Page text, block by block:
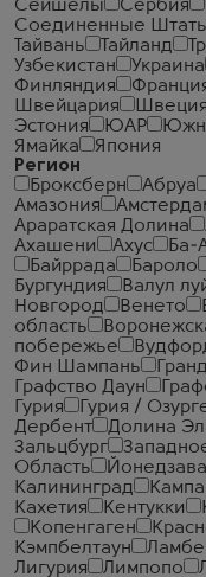
Сейшелы
Сербия
Соединенные
Тайвань
Тайланд
Узбекистан
Украина
Финляндия
Швейцария
Швеция
Эстония
ЮАР
Ямайка
Япония
Регион
Броксберн
Абруа
Амазония
Араратская Долина
Ахашени
Ахус Ба-
Байррада
Бароло
Бургундия
Валул
Новгород
Венето
область
побережье
Фин Шампань
Графство Даун
Гурия
Гурия /
Дербент
Долина
Зальцбург
Область
Йонедзава
Калининград
Кахетия
Кентукки
Копенгаген
Кэмпбелтаун
Лигурия
Лимпопо